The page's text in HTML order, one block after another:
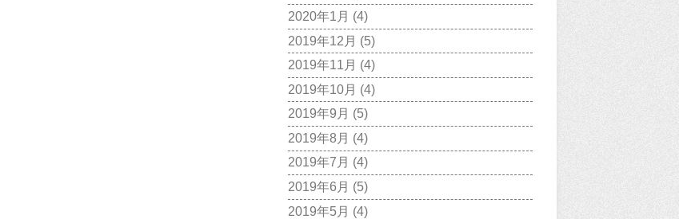
2020年1月 (4)
2019年12月 (5)
2019年11月 (4)
2019年10月 (4)
2019年9月 (5)
2019年8月 (4)
2019年7月 (4)
2019年6月 (5)
2019年5月 (4)